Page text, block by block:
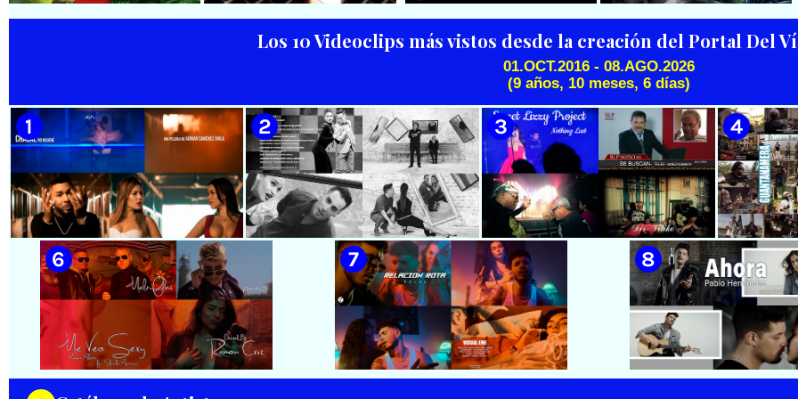
Dirección: Salamandra
Productions
Dirección: David Hernández -
Baghavan Ishaya
¨Chapeando¨ - Videoclip
Animado - Dirección: Ian
Padrón
tiempo¨ - Videoclip -
Dirección: Bilko Cuervo
Director: Ángel Alderete
Cubana || Director: Marlon el
Científiko || CUBA
🟡 Silvio Rodríguez - ¨El
Mayor¨ 📺 Videoclip - 🎬
Director: Ángel Alderete -
Videoclip de la película de
ficción ¨EL MAYOR¨ inspirada
en la vida del Mayor General
Ignacio Agramonte y Loynaz /
Director: Rigoberto López
Pego / ICAIC 👉 CUBA 👌
🟢 Pirro | ¨Vuelve a mi¨ |
Videoclip | Música Urbana
Cubana | Artistas Cubanos |
Canción | CUBA
Los 10 Videoclips más vistos desde la creación del Portal Del
01.OCT.2016 - 08.AGO.2026
(9 años, 10 meses, 6 días)
🟡 Chacal - ¨No Volveré¨ - Videoclip
- Dirección: Adrián Sánchez Ávila
🟡 Adrián Berazaín & Luna
Manzanares - ¨Ya es después¨ -
Videoclip - Dirección: Lester
🟡 Sweet Lizzy Project - ¨Nothing
Lasts¨ - Videoclip - Dirección:
Víctor Vinuesa (Vitiko)
🟡
Change -